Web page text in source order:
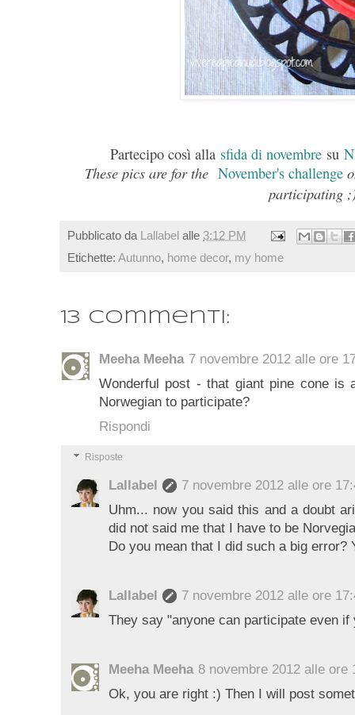
Partecipo così alla sfida di novembre su
These pics are for the November's challenge
participating
Pubblicato da Lallabel alle 3:12 PM
Etichette: Autunno, home decor, my home
13 commenti:
Meeha Meeha 7 novembre 2012 alle ore
Wonderful post - that giant pine cone is
Norwegian to participate?
Rispondi
Risposte
Lallabel
7 novembre 2012 alle ore
Uhm... now you said this and a doubt
did not said me that I have to be
Do you mean that I did such a big error?
Lallabel
7 novembre 2012 alle ore
They say "anyone can participate even
Meeha Meeha 8 novembre 2012 alle ore
Ok, you are right :) Then I will post